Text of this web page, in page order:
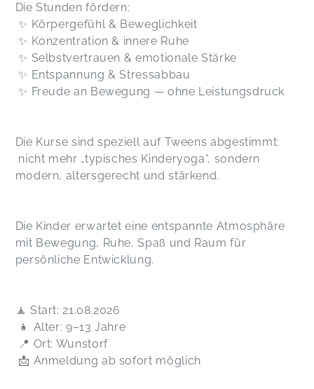
Die Stunden fördern:
✨ Körpergefühl & Beweglichkeit
✨ Konzentration & innere Ruhe
✨ Selbstvertrauen & emotionale Stärke
✨ Entspannung & Stressabbau
✨ Freude an Bewegung — ohne Leistungsdruck
Die Kurse sind speziell auf Tweens abgestimmt:
nicht mehr „typisches Kinderyoga“, sondern
modern, altersgerecht und stärkend.
Die Kinder erwartet eine entspannte Atmosphäre
mit Bewegung, Ruhe, Spaß und Raum für
persönliche Entwicklung.
🧘 Start: 21.08.2026
👧 Alter: 9–13 Jahre
📍 Ort: Wunstorf
📩 Anmeldung ab sofort möglich